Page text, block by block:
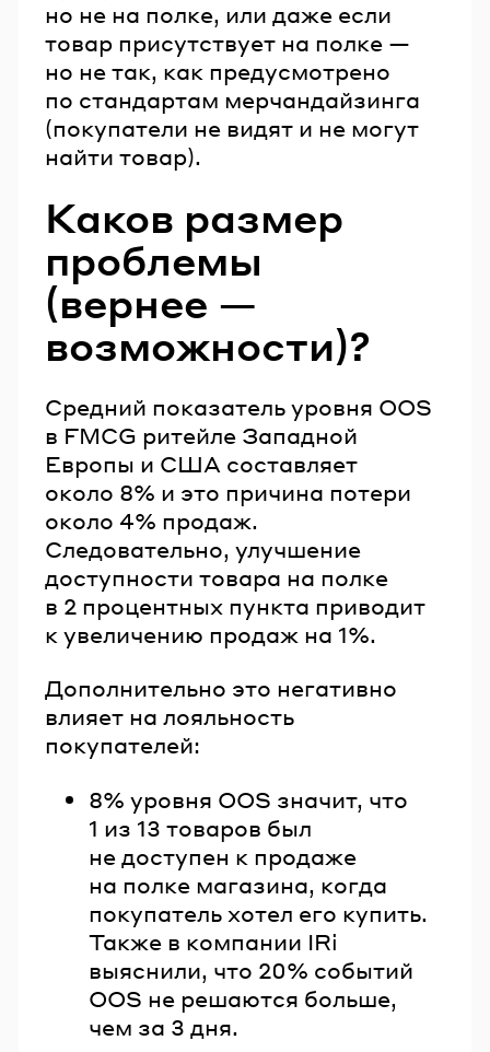
но не на полке, или даже если
товар присутствует на полке —
но не так, как предусмотрено
по стандартам мерчандайзинга
(покупатели не видят и не могут
найти товар).
Каков размер
проблемы
(вернее —
возможности)?
Средний показатель уровня OOS
в FMCG ритейле Западной
Европы и США составляет
около 8% и это причина потери
около 4% продаж.
Следовательно, улучшение
доступности товара на полке
в 2 процентных пункта приводит
к увеличению продаж на 1%.
Дополнительно это негативно
влияет на лояльность
покупателей:
8% уровня OOS значит, что
1 из 13 товаров был
не доступен к продаже
на полке магазина, когда
покупатель хотел его купить.
Также в компании IRi
выяснили, что 20% событий
OOS не решаются больше,
чем за 3 дня.